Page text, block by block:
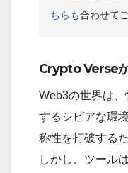
ちら も合わせて
Crypto Verse
Web3の世界は
するシビアな環
称性を打破する
しかし、ツール